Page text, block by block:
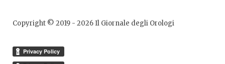
Copyright © 2019 - 2026Il Giornale degli Orologi